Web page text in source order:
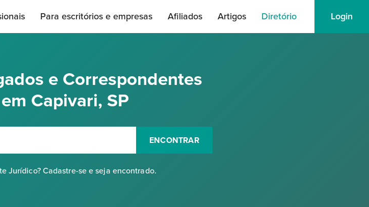
Para escritórios e empresas Afiliados Artigos Diretório Login
e Correspondentes
Capivari, SP
ENCONTRAR
Jurídico? Cadastre-se e seja encontrado.